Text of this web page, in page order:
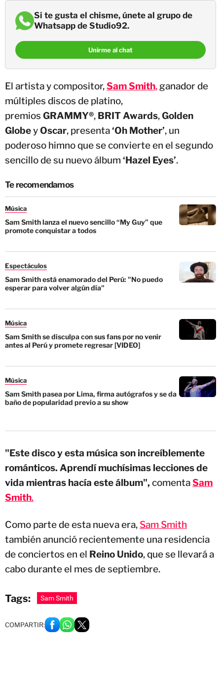
Si te gusta el chisme, únete al grupo de
Whatsapp de Studio92.
Unirme al chat
El artista y compositor,Sam Smith,ganador de
múltiples discos de platino,
premios GRAMMY®, BRIT Awards,Golden
Globey Oscar, presenta‘Oh Mother’, un
poderoso himno que se convierte en el segundo
sencillo de su nuevo álbum ‘Hazel Eyes’.
Te recomendamos
Música
Sam Smith lanza el nuevo sencillo “My Guy” que
promote conquistar a todos
Espectáculos
Sam Smith está enamorado del Perú: "No puedo
esperar para volver algún día"
Música
Sam Smith se disculpa con sus fans por no venir
antes al Perú y promete regresar [VIDEO]
Música
Sam Smith pasea por Lima, firma autógrafos y se da
baño de popularidad previo a su show
"Este disco y esta música son increíblemente
románticos. Aprendí muchísimas lecciones de
vida mientras hacía este álbum", comentaSam
Smith.
Como parte de esta nueva era, Sam Smith
también anunció recientemente una residencia
de conciertos en el Reino Unido, que se llevará a
cabo durante el mes de septiembre.
Tags: Sam Smith
COMPARTIR: